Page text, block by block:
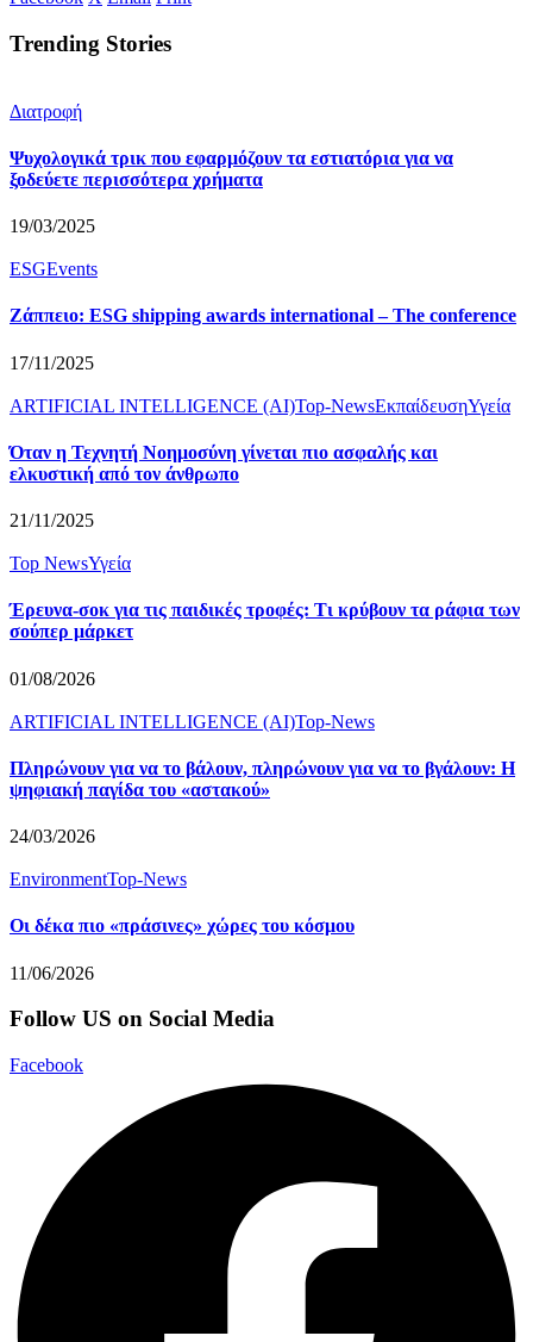
Trending Stories
Διατροφή
Ψυχολογικά τρικ που εφαρμόζουν τα εστιατόρια για να
ξοδεύετε περισσότερα χρήματα
19/03/2025
ESGEvents
Ζάππειο: ESG shipping awards international – The conference
17/11/2025
ARTIFICIAL INTELLIGENCE (AI)Top-NewsΕκπαίδευσηΥγεία
Όταν η Τεχνητή Νοημοσύνη γίνεται πιο ασφαλής και
ελκυστική από τον άνθρωπο
21/11/2025
Top NewsΥγεία
Έρευνα-σοκ για τις παιδικές τροφές: Τι κρύβουν τα ράφια των
σούπερ μάρκετ
01/08/2026
ARTIFICIAL INTELLIGENCE (AI)Top-News
Πληρώνουν για να το βάλουν, πληρώνουν για να το βγάλουν: Η
ψηφιακή παγίδα του «αστακού»
24/03/2026
EnvironmentTop-News
Οι δέκα πιο «πράσινες» χώρες του κόσμου
11/06/2026
Follow US on Social Media
Facebook